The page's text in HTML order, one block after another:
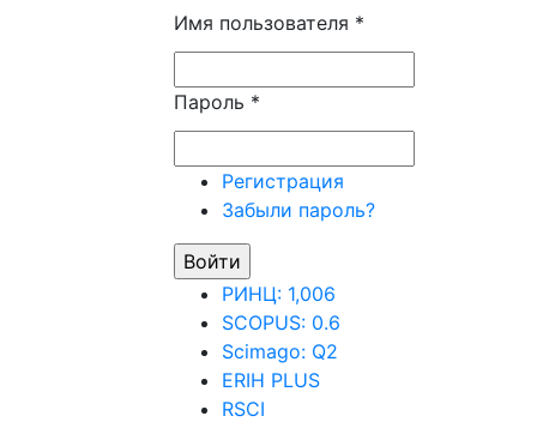
Имя пользователя *
Пароль *
Регистрация
Забыли пароль?
РИНЦ: 1,006
SCOPUS: 0.6
Scimago: Q2
ERIH PLUS
RSCI